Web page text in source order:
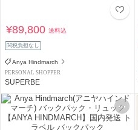
¥89,800送料込
関税負担なし
Anya Hindmarch
PERSONAL SHOPPER
SUPERBE